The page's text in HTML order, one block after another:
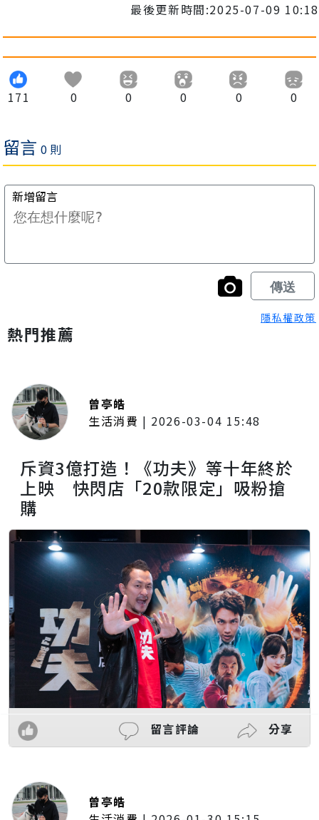
最後更新時間:2025-07-09 10:18
171 0 0 0 0 0
隱私權政策
熱門推薦
曾亭皓
生活消費 | 2026-03-04 15:48
斥資3億打造！《功夫》等十年終於
上映 快閃店「20款限定」吸粉搶
購
留言評論 分享
曾亭皓